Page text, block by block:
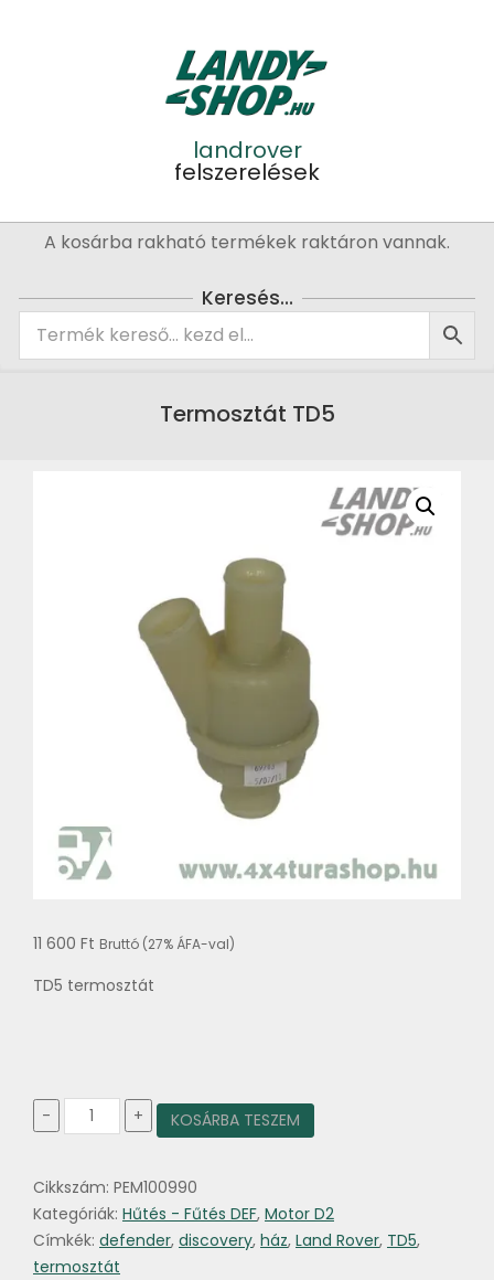
landrover
felszerelések
PrimaryA kosárba rakható termékek raktáron vannak.
Keresés…
Termosztát TD5
11 600 Ft Bruttó (27% ÁFA-val)
TD5 termosztát
-
Termosztát
TD5
+ KOSÁRBA TESZEM
Cikkszám: PEM100990
Kategóriák: Hűtés - Fűtés DEF, Motor D2
Címkék: defender, discovery, ház, Land Rover, TD5,
termosztát